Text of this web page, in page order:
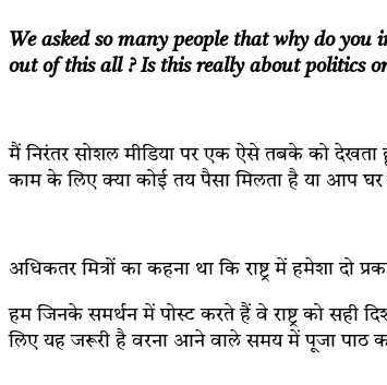
We asked so many people that why do
out of this all ? Is this really about politics
मैं निरंतर सोशल मीडिया पर एक ऐसे तबके को
काम के लिए क्या कोई तय पैसा मिलता है या आप
अधिकतर मित्रों का कहना था कि राष्ट्र में हमेशा दो
हम जिनके समर्थन में पोस्ट करते हैं वे राष्ट्र को सही
लिए यह जरूरी है वरना आने वाले समय में पूजा पाठ